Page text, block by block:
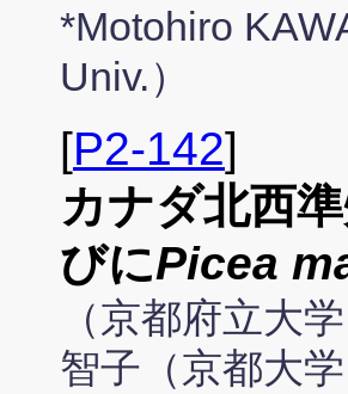
*Motohiro
Univ.）
[P2-142]
カナダ北西
びにPicea
（京都府立大
智子（京都大